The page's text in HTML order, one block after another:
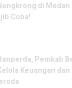
di Medan
Coba!
Pemkab
Keuangan dan